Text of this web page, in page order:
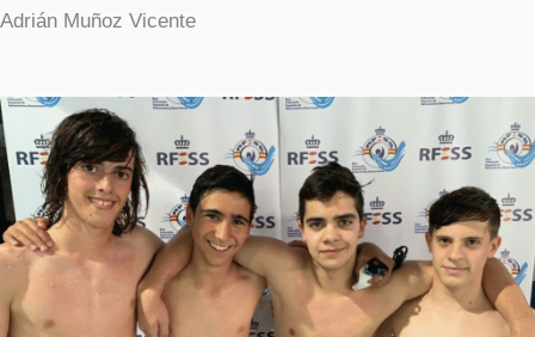
Adrián Muñoz Vicente